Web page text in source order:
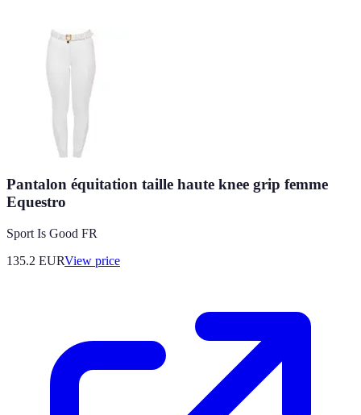
Pantalon équitation taille haute knee grip femme
Equestro
Sport Is Good FR
135.2 EURView price